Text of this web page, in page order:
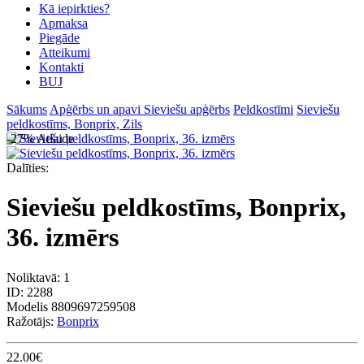
Kā iepirkties?
Apmaksa
Piegāde
Atteikumi
Kontakti
BUJ
Sākums Apģērbs un apavi Sieviešu apģērbs Peldkostīmi Sieviešu
peldkostīms, Bonprix, Zils
-27%Atlaide
Dalīties:
Sieviešu peldkostīms, Bonprix,
36. izmērs
Noliktavā: 1
ID: 2288
Modelis 8809697259508
Ražotājs: Bonprix
22.00€